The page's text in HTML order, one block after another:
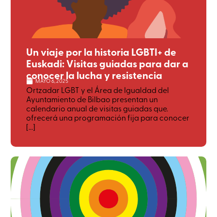
Un viaje por la historia LGBTI+ de
Euskadi: Visitas guiadas para dar a
conocer la lucha y resistencia
MAYO 6, 2025
Ortzadar LGBT y el Área de Igualdad del
Ayuntamiento de Bilbao presentan un
calendario anual de visitas guiadas que.
ofrecerá una programación fija para conocer
[...]